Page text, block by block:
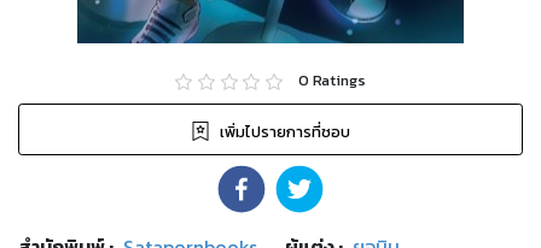
0 Ratings
เพิ่มไปรายการที่ชอบ